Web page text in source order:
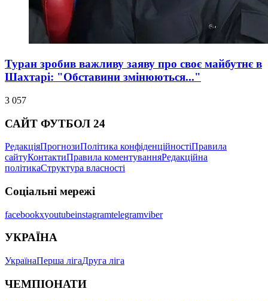
Туран зробив важливу заяву про своє майбутнє в
Шахтарі: "Обставини змінюються..."
3 057
САЙТ ФУТБОЛ 24
РедакціяПрогнозиПолітика конфіденційностіПравила
сайтуКонтактиПравила коментуванняРедакційна
політикаСтруктура власності
Соціальні мережі
facebookxyoutubeinstagramtelegramviber
УКРАЇНА
УкраїнаПерша лігаДруга ліга
ЧЕМПІОНАТИ